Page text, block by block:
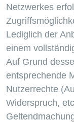
Netzwerkes
Lediglich der
einem
Auf Grund
entsprechende
Nutzerrechte
Widerspruch,